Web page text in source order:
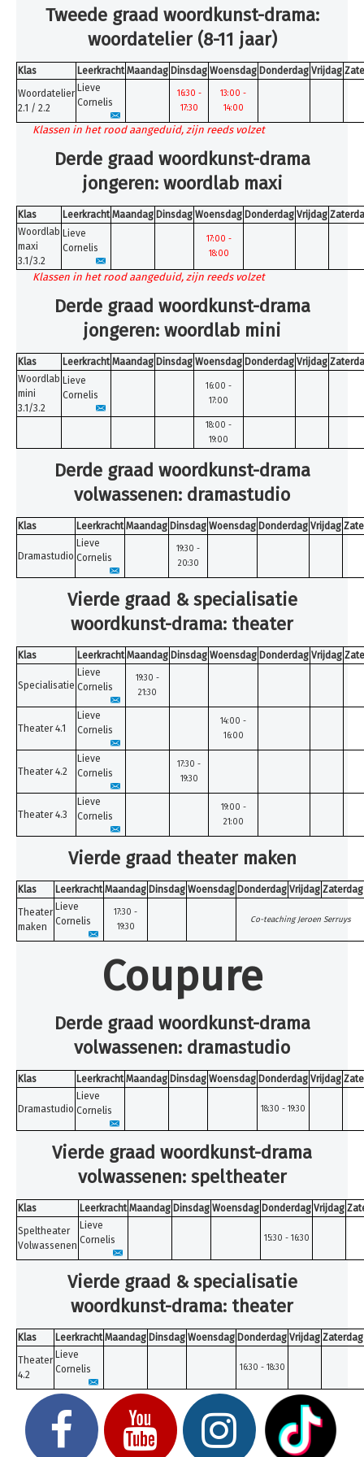
Inschrijven
Uurroosters 25-26
Uurroosters 26-27
Contact
Projecten
Aanmelden
Afwezigheden
U bent hier: Home
Uurroosters 26-27
Woordkunst-drama
Tweede graad woordkunst-drama:
woordatelier (8-11 jaar)
Klas Leerkracht Maandag Dinsdag Woensdag Donderdag Vrijdag
Woordatelier
2.1 / 2.2
Lieve
Cornelis
16:30 -
17:30
13:00 -
14:00
Klassen in het rood aangeduid, zijn reeds volzet
Derde graad woordkunst-drama
jongeren: woordlab maxi
Klas Leerkracht Maandag Dinsdag Woensdag Donderdag Vrijdag
Woordlab
maxi
3.1/3.2
Lieve
Cornelis
17:00 -
18:00
Klassen in het rood aangeduid, zijn reeds volzet
Derde graad woordkunst-drama
jongeren: woordlab mini
Klas Leerkracht Maandag Dinsdag Woensdag Donderdag Vrijdag
Woordlab
mini
3.1/3.2
Lieve
Cornelis
16:00 -
17:00
18:00 -
19:00
Derde graad woordkunst-drama
volwassenen: dramastudio
Klas Leerkracht Maandag Dinsdag Woensdag Donderdag Vrijdag
Dramastudio
Lieve
Cornelis
19:30 -
20:30
Vierde graad & specialisatie
woordkunst-drama: theater
Klas Leerkracht Maandag Dinsdag Woensdag Donderdag Vrijdag
Specialisatie
Lieve
Cornelis
19:30 -
21:30
Theater 4.1
Lieve
Cornelis
14:00 -
16:00
Theater 4.2
Lieve
Cornelis
17:30 -
19:30
Theater 4.3
Lieve
Cornelis
19:00 -
21:00
Vierde graad theater maken
Klas Leerkracht Maandag Dinsdag Woensdag Donderdag Vrijdag Zaterdag
Theater
maken
Lieve
Cornelis
17:30 -
19:30
Co-teaching Jeroen Serruys
Coupure
Derde graad woordkunst-drama
volwassenen: dramastudio
Klas Leerkracht Maandag Dinsdag Woensdag Donderdag Vrijdag
Dramastudio
Lieve
Cornelis
18:30 - 19:30
Vierde graad woordkunst-drama
volwassenen: speltheater
Klas Leerkracht Maandag Dinsdag Woensdag Donderdag Vrijdag
Speltheater
Volwassenen
Lieve
Cornelis
15:30 - 16:30
Vierde graad & specialisatie
woordkunst-drama: theater
Klas Leerkracht Maandag Dinsdag Woensdag Donderdag Vrijdag Zaterdag
Theater
4.2
Lieve
Cornelis
16:30 - 18:30